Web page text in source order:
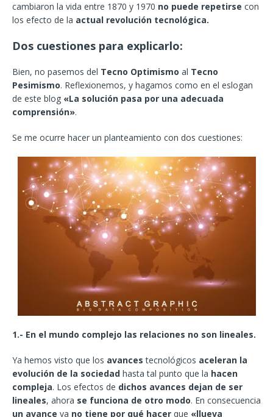
cambiaron la vida entre 1870 y 1970 no puede repetirse con
los efecto de la actual revolución tecnológica.
Dos cuestiones para explicarlo:
Bien, no pasemos del Tecno Optimismo al Tecno
Pesimismo. Reflexionemos, y hagamos como en el eslogan
de este blog «La solución pasa por una adecuada
comprensión».
Se me ocurre hacer un planteamiento con dos cuestiones:
1.- En el mundo complejo las relaciones no son lineales.
Ya hemos visto que los avances tecnológicos aceleran la
evolución de la sociedad hasta tal punto que la hacen
compleja. Los efectos de dichos avances dejan de ser
lineales, ahora se funciona de otro modo. En consecuencia
un avance ya no tiene por qué hacer que «llueva